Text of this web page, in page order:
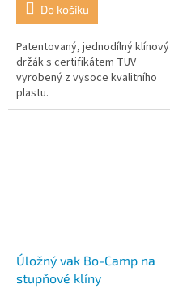
Do košíku
Patentovaný, jednodílný klínový
držák s certifikátem TÜV
vyrobený z vysoce kvalitního
plastu.
Úložný vak Bo-Camp na
stupňové klíny